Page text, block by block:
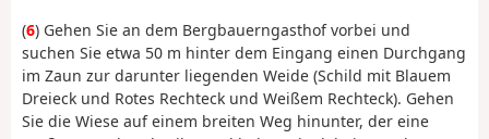
(6) Gehen Sie an dem Bergbauerngasthof vorbei und
suchen Sie etwa 50 m hinter dem Eingang einen Durchgang
im Zaun zur darunter liegenden Weide (Schild mit Blauem
Dreieck und Rotes Rechteck und Weißem Rechteck). Gehen
Sie die Wiese auf einem breiten Weg hinunter, der eine